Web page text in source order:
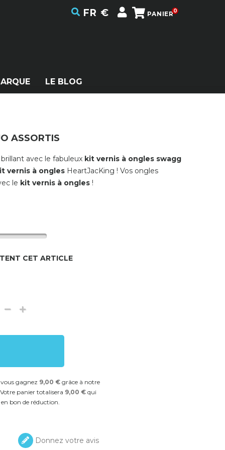
PANIER0
€
FR
LE BLOG
ASSORTIS
avec le fabuleux kit vernis à ongles swagg
vernis à ongles HeartJacKing ! Vos ongles
le kit vernis à ongles !
CET ARTICLE
gagnez 9,00 €grâce à notre
panier totalisera 9,00 €qui
bon de réduction.
Donnez votre avis